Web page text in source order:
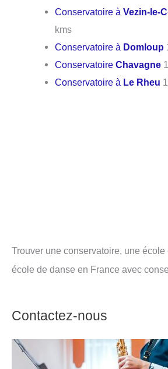
Conservatoire àVezin-le-
kms
Conservatoire à Domloup
ConservatoireChavagne
Conservatoire à Le Rheu
Trouver une conservatoire, une
école de danse en France avec
Contactez-nous